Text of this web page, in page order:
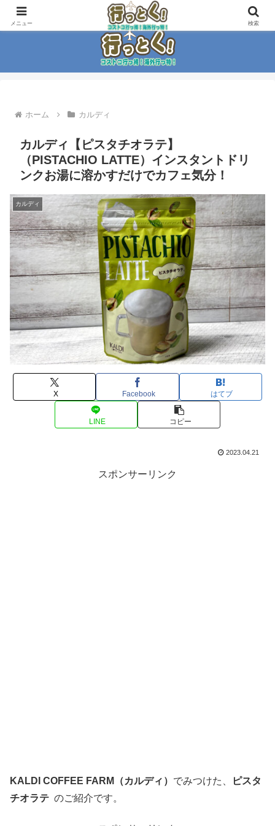
コストコ大好き家族がイチ押商品紹介！！
ホーム カルディ
カルディ【ピスタチオラテ】
（PISTACHIO LATTE）インスタントドリ
ンクお湯に溶かすだけでカフェ気分！
カルディ
X Facebook はてブ
LINE コピー
2023.04.21
スポンサーリンク
KALDI COFFEE FARM（カルディ） でみつけた、
ピスタ
チオラテ のご紹介です。
メニュー 検索